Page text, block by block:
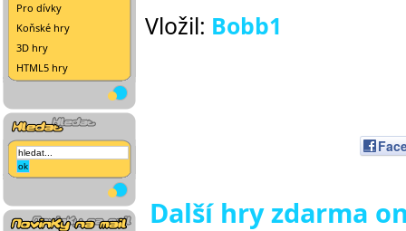
Pro dívky
Koňské hry
3D hry
HTML5 hry
Vložil: Bobb1
Další hry zdarma